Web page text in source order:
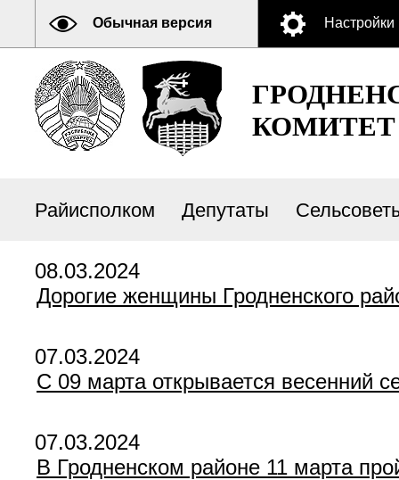
Обычная версия Настройки
КОМИТЕТ
Райисполком Депутаты
08.03.2024
Дорогие женщины Гродненского
07.03.2024
С 09 марта открывается весенний
07.03.2024
В Гродненском районе 11 марта